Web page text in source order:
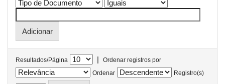
Resultados/Página |
Ordenar registros por
Ordenar
Registro(s)